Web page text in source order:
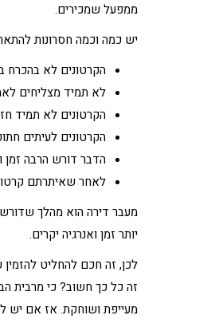
ממפעל שמכירים.
יש כמה וכמה חסרונות
הקרטונים לא
לא תמיד מצליחים
הקרטונים לא תמיד
הקרטונים לעיתים
הדבר דורש הרבה
לאחר שאיתרתם
מעבר דירה הוא מהלך שדורש
יותר זמן ואנרגיה יקרים.
לכן, זה חכם להחליט להזמין
זה כל כך חשוב? כי מרבית
מעייפת ושוחקת. אז אם יש